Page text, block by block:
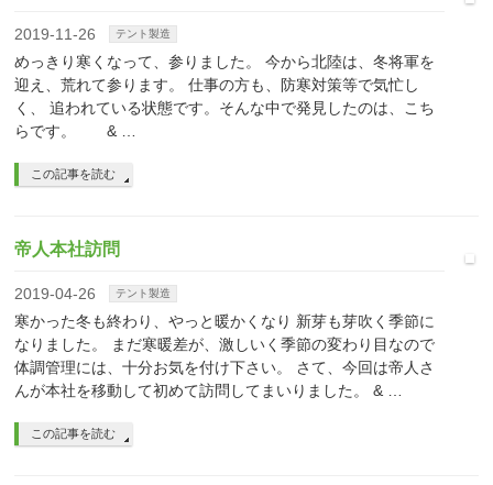
2019-11-26 テント製造
めっきり寒くなって、参りました。 今から北陸は、冬将軍を
迎え、荒れて参ります。 仕事の方も、防寒対策等で気忙し
く、 追われている状態です。そんな中で発見したのは、こち
らです。 & …
この記事を読む
帝人本社訪問
2019-04-26 テント製造
寒かった冬も終わり、やっと暖かくなり 新芽も芽吹く季節に
なりました。 まだ寒暖差が、激しいく季節の変わり目なので
体調管理には、十分お気を付け下さい。 さて、今回は帝人さ
んが本社を移動して初めて訪問してまいりました。 & …
この記事を読む